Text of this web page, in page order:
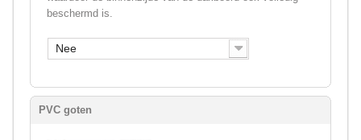
beschermd is.
Nee
PVC goten